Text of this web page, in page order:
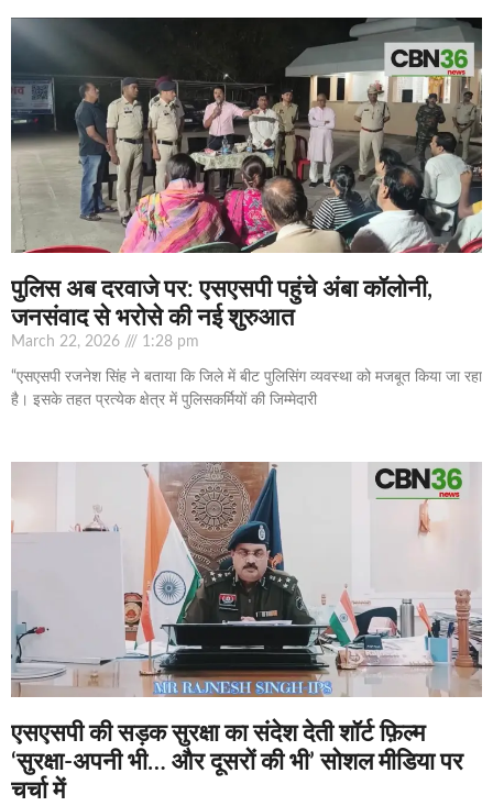
पुलिस अब दरवाजे पर: एसएसपी पहुंचे अंबा कॉलोनी,
जनसंवाद से भरोसे की नई शुरुआत
March 22, 2026 1:28 pm
“एसएसपी रजनेश सिंह ने बताया कि जिले में बीट पुलिसिंग व्यवस्था को मजबूत किया जा रहा
है। इसके तहत प्रत्येक क्षेत्र में पुलिसकर्मियों की जिम्मेदारी
एसएसपी की सड़क सुरक्षा का संदेश देती शॉर्ट फ़िल्म
‘सुरक्षा-अपनी भी… और दूसरों की भी’ सोशल मीडिया पर
चर्चा में